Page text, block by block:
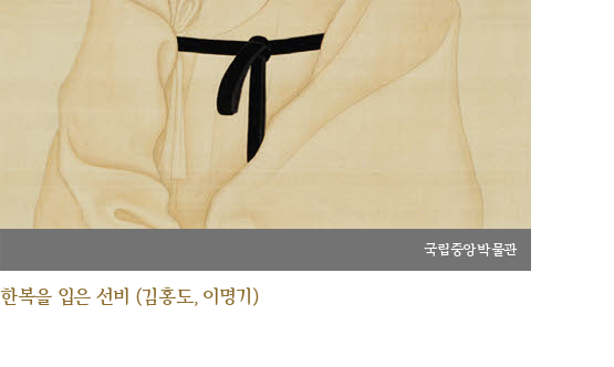
국립중앙박물관
한복을 입은 선비 (김홍도, 이명기)